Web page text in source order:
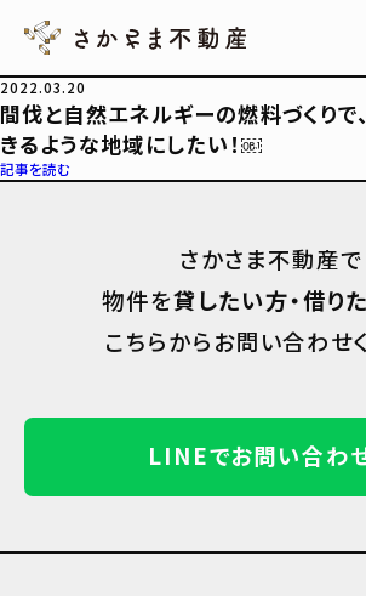
2022.03.20
間伐と自然エネルギーの燃料づくりで
きるような地域にしたい！￼
記事を読む
さかさま不動産で
物件を貸したい方・借り
こちらからお問い合わせ
LINEでお問い合わ